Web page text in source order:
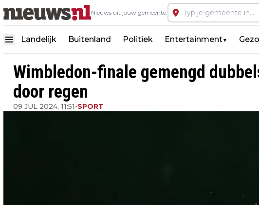
Nieuws uit jouw gemeente:
Landelijk Buitenland Politiek Entertainment▼
Wimbledon-finale gemengd
door regen
09 JUL 2024, 11:51•SPORT